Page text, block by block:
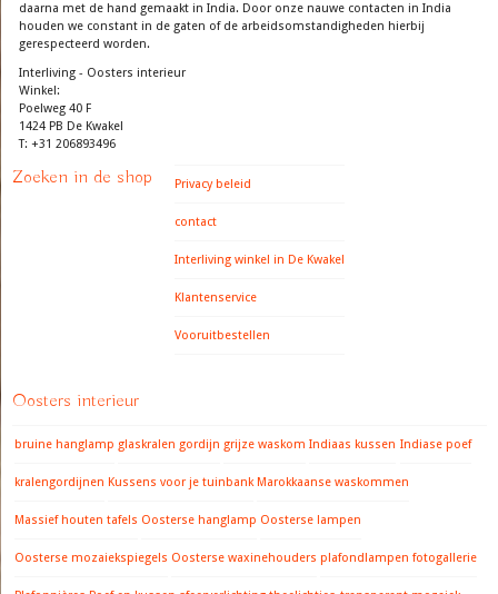
daarna met de hand gemaakt in India. Door onze nauwe contacten in India
houden we constant in de gaten of de arbeidsomstandigheden hierbij
gerespecteerd worden.
Interliving - Oosters interieur
Winkel:
Poelweg 40 F
1424 PB De Kwakel
T: +31 206893496
Zoeken in de shop Privacy beleid
contact
Interliving winkel in De Kwakel
Klantenservice
Vooruitbestellen
Oosters interieur
bruine hanglamp glaskralen gordijn grijze waskom Indiaas kussen Indiase poef
kralengordijnen Kussens voor je tuinbank Marokkaanse waskommen
Massief houten tafels Oosterse hanglamp Oosterse lampen
Oosterse mozaiekspiegels Oosterse waxinehouders plafondlampen fotogallerie